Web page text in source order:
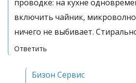
проводке: на кухне
включить чайник,
ничего не выбивает.
Ответить
Бизон Сервис